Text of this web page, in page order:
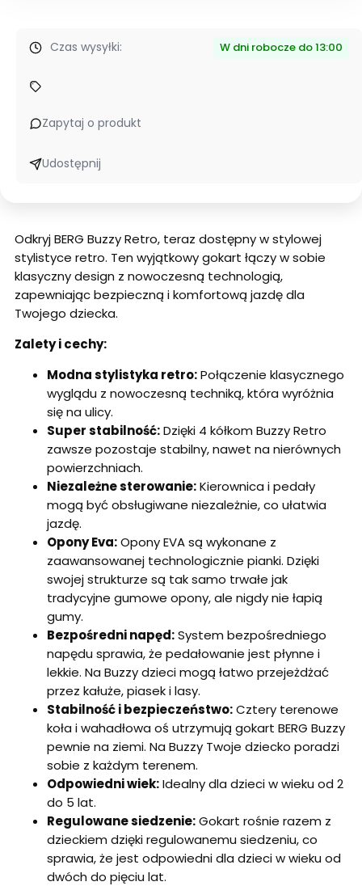
Czas wysyłki: W dni robocze do 13:00
Zapytaj o produkt
Udostępnij
Odkryj BERG Buzzy Retro, teraz dostępny w stylowej
stylistyce retro. Ten wyjątkowy gokart łączy w sobie
klasyczny design z nowoczesną technologią,
zapewniając bezpieczną i komfortową jazdę dla
Twojego dziecka.
Zalety i cechy:
Modna stylistyka retro:Połączenie klasycznego
wyglądu z nowoczesną techniką, która wyróżnia
się na ulicy.
Super stabilność:Dzięki 4 kółkom Buzzy Retro
zawsze pozostaje stabilny, nawet na nierównych
powierzchniach.
Niezależne sterowanie:Kierownica i pedały
mogą być obsługiwane niezależnie, co ułatwia
jazdę.
Opony Eva:Opony EVA są wykonane z
zaawansowanej technologicznie pianki. Dzięki
swojej strukturze są tak samo trwałe jak
tradycyjne gumowe opony, ale nigdy nie łapią
gumy.
Bezpośredni napęd:System bezpośredniego
napędu sprawia, że pedałowanie jest płynne i
lekkie. Na Buzzy dzieci mogą łatwo przejeżdżać
przez kałuże, piasek i lasy.
Stabilność i bezpieczeństwo:Cztery terenowe
koła i wahadłowa oś utrzymują gokart BERG Buzzy
pewnie na ziemi. Na Buzzy Twoje dziecko poradzi
sobie z każdym terenem.
Odpowiedni wiek:Idealny dla dzieci w wieku od 2
do 5 lat.
Regulowane siedzenie:Gokart rośnie razem z
dzieckiem dzięki regulowanemu siedzeniu, co
sprawia, że jest odpowiedni dla dzieci w wieku od
dwóch do pięciu lat.